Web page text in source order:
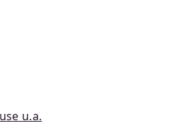
u.a.